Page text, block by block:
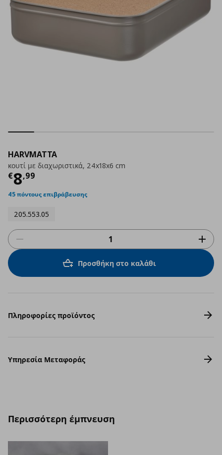
HARVMATTA
κουτί με διαχωριστικά, 24x18x6 cm
€8,99
Τρέχουσα τιμή
45 πόντους επιβράβευσης
205.553.05
Προσθήκη στο καλάθι
Πληροφορίες προϊόντος
Υπηρεσία Μεταφοράς
Περισσότερη έμπνευση